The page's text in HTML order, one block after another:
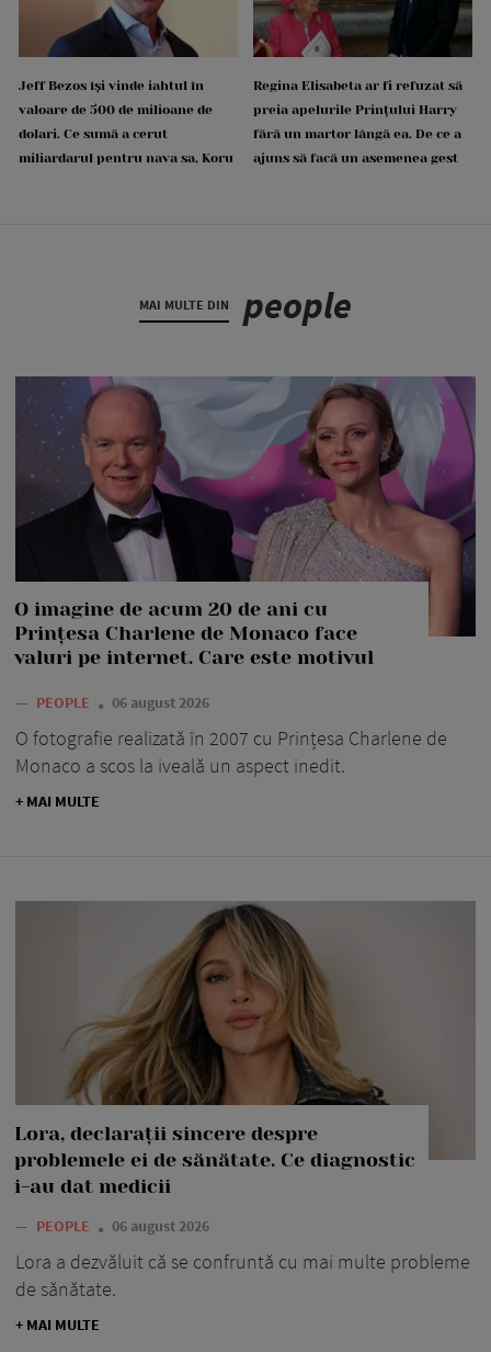
Jeff Bezos își vinde iahtul în
valoare de 500 de milioane de
dolari. Ce sumă a cerut
miliardarul pentru nava sa, Koru
Regina Elisabeta ar fi refuzat să
preia apelurile Prințului Harry
fără un martor lângă ea. De ce a
ajuns să facă un asemenea gest
MAI MULTE DIN people
O imagine de acum 20 de ani cu
Prințesa Charlene de Monaco face
valuri pe internet. Care este motivul
— PEOPLE 06 august 2026
O fotografie realizată în 2007 cu Prințesa Charlene de
Monaco a scos la iveală un aspect inedit.
+ MAI MULTE
Lora, declarații sincere despre
problemele ei de sănătate. Ce diagnostic
i-au dat medicii
— PEOPLE 06 august 2026
Lora a dezvăluit că se confruntă cu mai multe probleme
de sănătate.
+ MAI MULTE